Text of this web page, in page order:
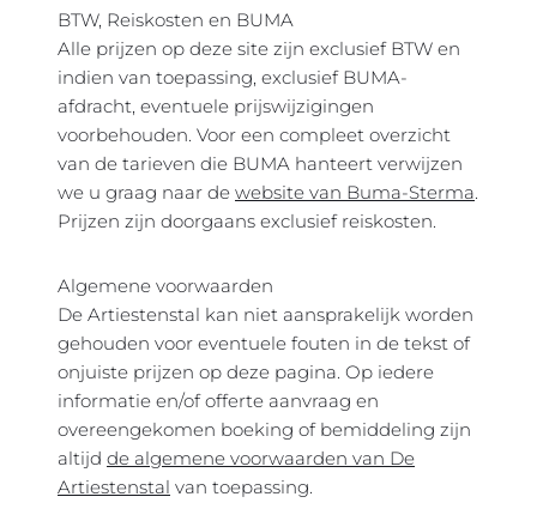
BTW, Reiskosten en BUMA
Alle prijzen op deze site zijn exclusief BTW en
indien van toepassing, exclusief BUMA-
afdracht, eventuele prijswijzigingen
voorbehouden. Voor een compleet overzicht
van de tarieven die BUMA hanteert verwijzen
we u graag naar de website van Buma-Sterma.
Prijzen zijn doorgaans exclusief reiskosten.
Algemene voorwaarden
De Artiestenstal kan niet aansprakelijk worden
gehouden voor eventuele fouten in de tekst of
onjuiste prijzen op deze pagina. Op iedere
informatie en/of offerte aanvraag en
overeengekomen boeking of bemiddeling zijn
altijd de algemene voorwaarden van De
Artiestenstal van toepassing.